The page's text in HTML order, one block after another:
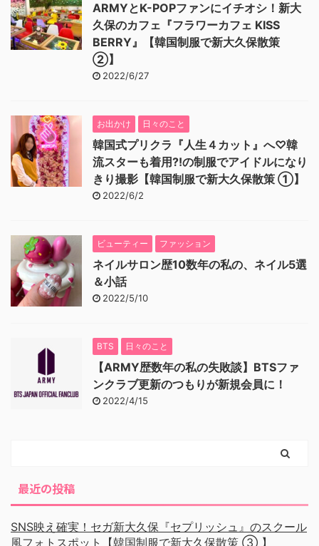
ARMYとK-POPファンにイチオシ！新大
久保のカフェ『フラワーカフェ KISS
BERRY』【韓国制服で新大久保散策
②】
2022/6/27
お出かけ 日々のこと
韓国式プリクラ『人生４カット』へ♡韓
流スターも着用⁈の制服でアイドルになり
きり撮影【韓国制服で新大久保散策 ①】
2022/6/2
ビューティー ファッション
ネイルサロン歴10数年の私の、ネイル5選
＆小話
2022/5/10
BTS 日々のこと
【ARMY歴数年の私の失敗談】BTSファ
ンクラブ更新のつもりが新規会員に！
2022/4/15
最近の投稿
SNS映え確実！セガ新大久保『セプリッシュ』のスクール
風フォトスポット【韓国制服で新大久保散策 ③ 】